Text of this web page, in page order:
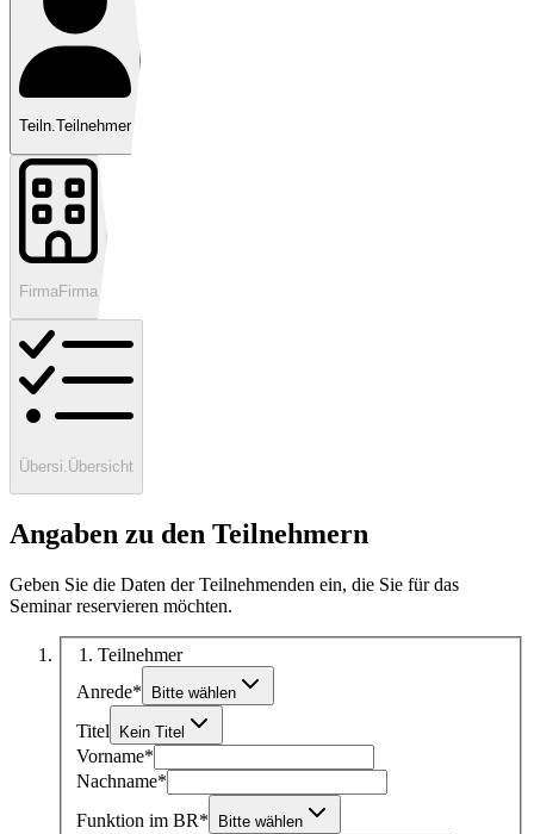
Teiln.Teilnehmer
Firma Firma
Übersi. Übersicht
Angaben zu den Teilnehmern
Geben Sie die Daten der Teilnehmenden ein, die Sie für das
Seminar reservieren möchten.
1 . Teilnehmer
Anrede* Bitte wählen
Titel Kein Titel
Vorname*
Nachname*
Funktion im BR* Bitte wählen